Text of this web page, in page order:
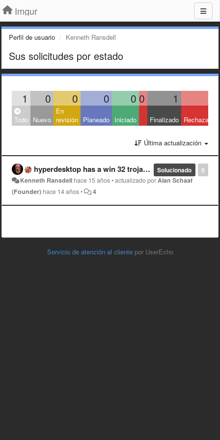
Imgur
Perfil de usuario Kenneth Ransdell
Sus solicitudes por estado
1 0 0 0 0 0 1
Todo Nuevo
En
revisión Planeado Iniciado Finalizado Rechazado
Última actualización
0
Solucionado
hyperdesktop has a win 32 trojan, is this what I am to expect from your website? I am a new user and will wait for your response. I am at khransdell@hotmail.com. KHR
Kenneth Ransdell hace 15 años•actualizado porAlan Schaaf
(Founder) hace 14 años• 4
Servicio de atención al cliente por UserEcho